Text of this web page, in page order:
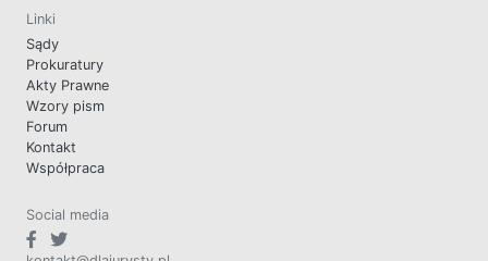
Linki
Sądy
Prokuratury
Akty Prawne
Wzory pism
Forum
Kontakt
Współpraca
Social media